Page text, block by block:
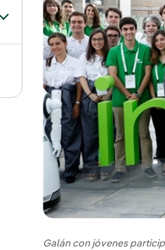
Alternar el submenú para
Galán con jóvenes